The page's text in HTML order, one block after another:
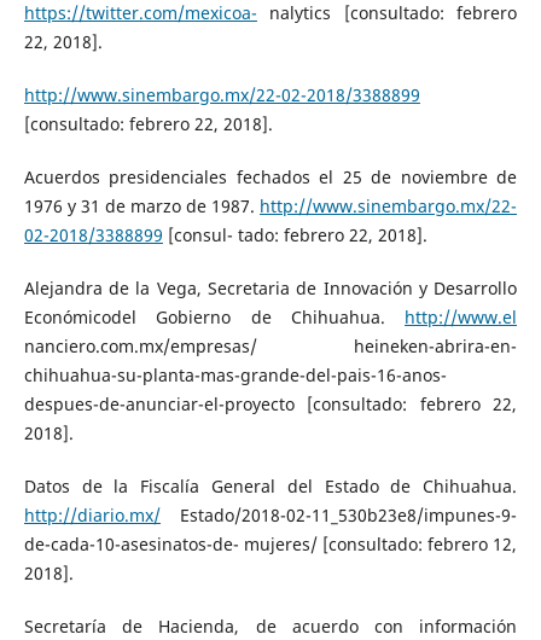
https://twitter.com/mexicoa- nalytics [consultado: febrero
22, 2018].
http://www.sinembargo.mx/22-02-2018/3388899
[consultado: febrero 22, 2018].
Acuerdos presidenciales fechados el 25 de noviembre de
1976 y 31 de marzo de 1987. http://www.sinembargo.mx/22-
02-2018/3388899 [consul- tado: febrero 22, 2018].
Alejandra de la Vega, Secretaria de Innovación y Desarrollo
Económicodel Gobierno de Chihuahua. http://www.el
nanciero.com.mx/empresas/ heineken-abrira-en-
chihuahua-su-planta-mas-grande-del-pais-16-anos-
despues-de-anunciar-el-proyecto [consultado: febrero 22,
2018].
Datos de la Fiscalía General del Estado de Chihuahua.
http://diario.mx/Estado/2018-02-11_530b23e8/impunes-9-
de-cada-10-asesinatos-de- mujeres/ [consultado: febrero 12,
2018].
Secretaría de Hacienda, de acuerdo con información